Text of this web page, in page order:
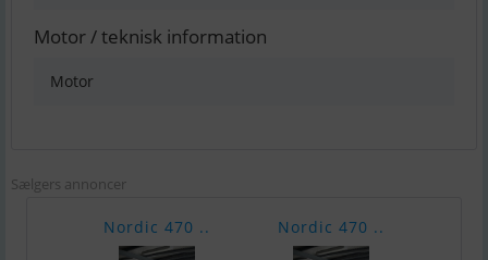
Motor / teknisk information
Motor
Sælgers annoncer
Nordic 470 .. Nordic 470 ..